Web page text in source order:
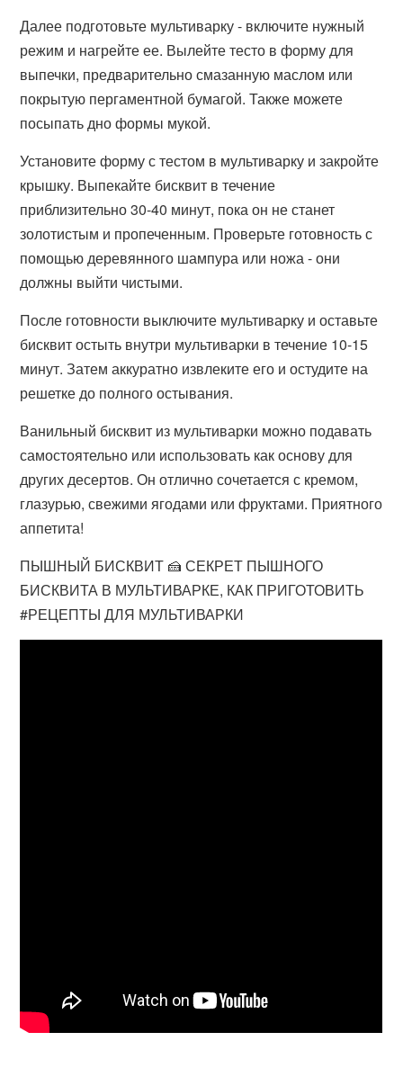
Далее подготовьте мультиварку - включите нужный
режим и нагрейте ее. Вылейте тесто в форму для
выпечки, предварительно смазанную маслом или
покрытую пергаментной бумагой. Также можете
посыпать дно формы мукой.
Установите форму с тестом в мультиварку и закройте
крышку. Выпекайте бисквит в течение
приблизительно 30-40 минут, пока он не станет
золотистым и пропеченным. Проверьте готовность с
помощью деревянного шампура или ножа - они
должны выйти чистыми.
После готовности выключите мультиварку и оставьте
бисквит остыть внутри мультиварки в течение 10-15
минут. Затем аккуратно извлеките его и остудите на
решетке до полного остывания.
Ванильный бисквит из мультиварки можно подавать
самостоятельно или использовать как основу для
других десертов. Он отлично сочетается с кремом,
глазурью, свежими ягодами или фруктами. Приятного
аппетита!
ПЫШНЫЙ БИСКВИТ 🍰 СЕКРЕТ ПЫШНОГО
БИСКВИТА В МУЛЬТИВАРКЕ, КАК ПРИГОТОВИТЬ
#РЕЦЕПТЫ ДЛЯ МУЛЬТИВАРКИ